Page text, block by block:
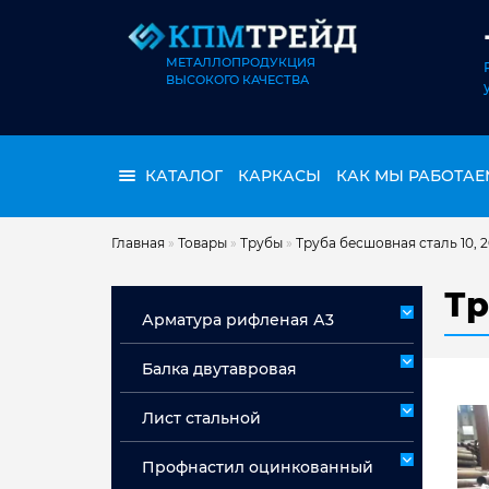
МЕТАЛЛОПРОДУКЦИЯ
ВЫСОКОГО КАЧЕСТВА
КАТАЛОГ КАРКАСЫ КАК МЫ
Главная » Товары » Трубы » Труба бесшовная сталь 10,
Арматура рифленая А3
Арматура мерная А3
Балка двутавровая
Лист стальной
Профнастил оцинкованный